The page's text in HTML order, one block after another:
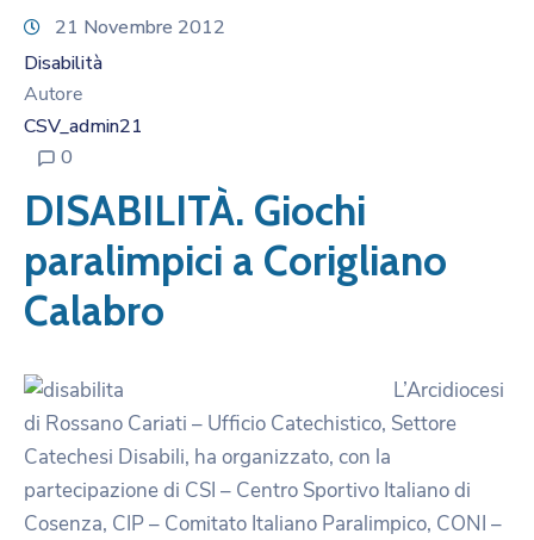
21 Novembre 2012
Disabilità
Autore
CSV_admin21
0
DISABILITÀ. Giochi
paralimpici a Corigliano
Calabro
L’Arcidiocesi
di Rossano Cariati – Ufficio Catechistico, Settore
Catechesi Disabili, ha organizzato, con la
partecipazione di CSI – Centro Sportivo Italiano di
Cosenza, CIP – Comitato Italiano Paralimpico, CONI –